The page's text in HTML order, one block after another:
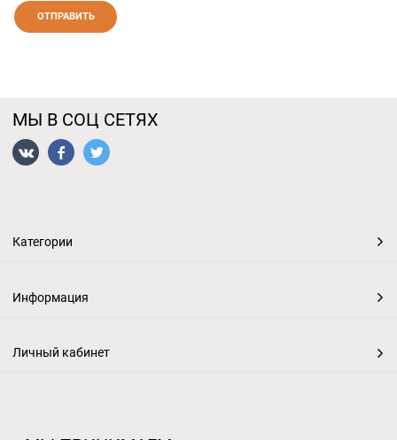
МЫ В СОЦ СЕТЯХ
Категории
Информация
Личный кабинет